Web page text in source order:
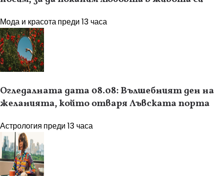
Мода и красотапреди 13 часа
Огледалната дата 08.08: Вълшебният ден на
желанията, който отваря Лъвската порта
Астрология преди 13 часа